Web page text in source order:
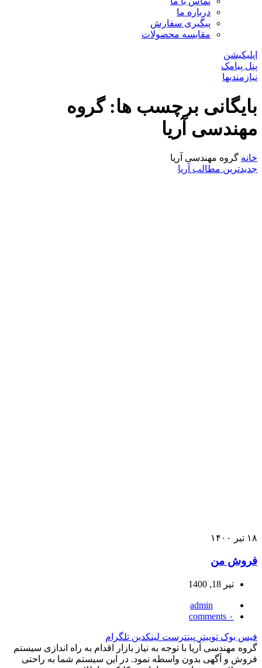
درباره ما
پیگیری سفارش
مقایسه محصولات
اپلیکیشن
پنل پیامک
نیازمندیها
بایگانی برچسب ها: گروه
مهندسی آریا
خانه گروه مهندسی آریا
جدیدترین مطالب آریا
۱۸ تیر ۱۴۰۰
فروش من
تیر 18, 1400
admin
۰ comments
فیس بوک توییتر پینترست لینکدین تلگرام
گروه مهندسی آریا با توجه به نیاز بازار اقدام به راه اندازی سیستم
فروش و آگهی بدون واسطه نمود. در این سیستم شما به راحتی